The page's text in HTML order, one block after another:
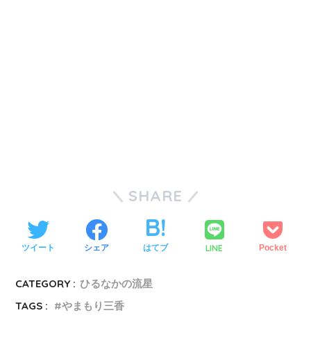
SHARE
ツイート シェア はてブ LINE Pocket
CATEGORY : ひるなかの流星
TAGS :
やまもり三香